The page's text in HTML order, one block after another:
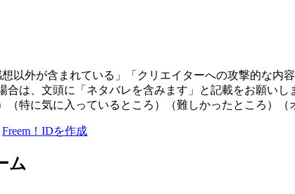
以外が含まれている」「クリエイターへの攻撃的な内
は、文頭に「ネタバレを含みます」と記載をお願いし
特に気に入っているところ）（難しかったところ）（
Freem！IDを作成
ム